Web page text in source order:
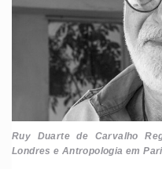
Ruy Duarte de Carvalho
Londrese Antropologia em